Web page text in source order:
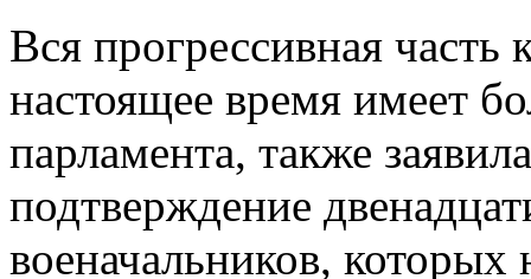
Вся прогрессивная часть
настоящее время имеет
парламента, также
подтверждение
военачальников, которых